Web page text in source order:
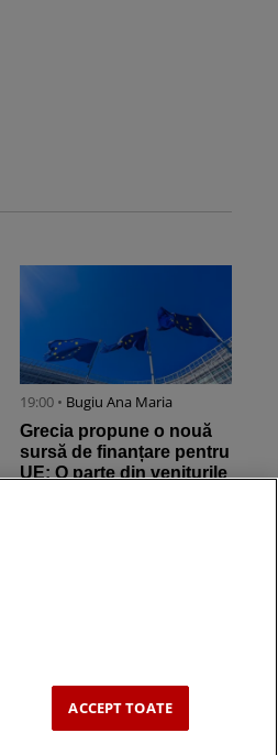
19:00 • Bugiu ⁠Ana Maria
Grecia propune o nouă
sursă de finanțare pentru
UE: O parte din veniturile
ACCEPT TOATE